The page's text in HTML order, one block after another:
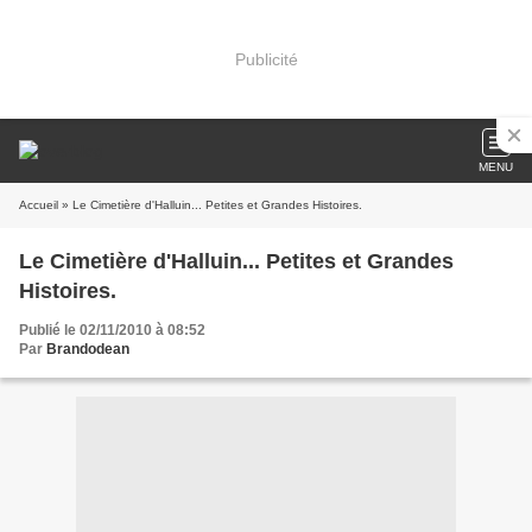
Publicité
MENU
Accueil » Le Cimetière d'Halluin... Petites et Grandes Histoires.
Le Cimetière d'Halluin... Petites et Grandes
Histoires.
Publié le 02/11/2010 à 08:52
Par Brandodean